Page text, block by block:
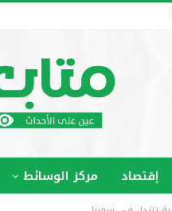
إقتصاد مركز الوسائط